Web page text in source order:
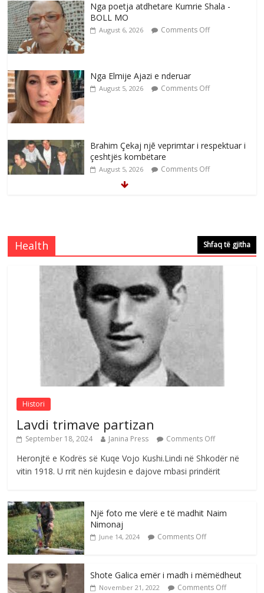
Nga poetja atdhetare Kumrie Shala -
BOLL MO
August 6, 2026 Comments Off
Nga Elmije Ajazi e nderuar
August 5, 2026 Comments Off
Brahim Çekaj njē veprimtar i respektuar i
çeshtjës kombëtare
August 5, 2026 Comments Off
e invalidëve në Fushë Kosovë
Comments Off
Çlirimtari Agron Gërvalla me takime pune
në atdhe të shoqerisë Levizja
August 3, 2026 Comments Off
Postim me vlera nga artistja e mirëfilltë
Mimoza Gjoni
August 6, 2026 Comments Off
Health Shfaq të gjitha
Histori
Lavdi trimave partizan
September 18, 2024 Janina Press Comments Off
Heronjtë e Kodrës së Kuqe Vojo Kushi.Lindi në Shkodër në
vitin 1918. U rrit nën kujdesin e dajove mbasi prindërit
Një foto me vlerë e të madhit Naim
Nimonaj
June 14, 2024 Comments Off
Shote Galica emër i madh i mëmëdheut
November 21, 2022 Comments Off